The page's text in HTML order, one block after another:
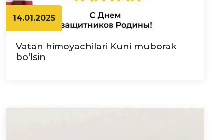
14.01.2025
Vatan himoyachilari Kuni muborak
bo‘lsin